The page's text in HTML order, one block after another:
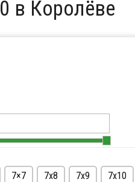
в Королёве
7×7 7х8 7х9 7х10